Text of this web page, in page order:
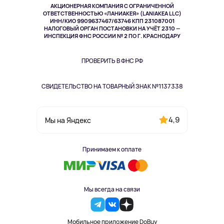
АКЦИОНЕРНАЯ КОМПАНИЯ С ОГРАНИЧЕННОЙ
ОТВЕТСТВЕННОСТЬЮ «ЛАНИАКЕЯ» (LANIAKEA LLC)
ИНН/КИО 9909637467/63746 КПП 231087001
НАЛОГОВЫЙ ОРГАН ПОСТАНОВКИ НА УЧЁТ 2310 —
ИНСПЕКЦИЯ ФНС РОССИИ № 2 ПО Г. КРАСНОДАРУ
ПРОВЕРИТЬ В ФНС РФ
СВИДЕТЕЛЬСТВО НА ТОВАРНЫЙ ЗНАК №1137338
Мы на Яндекс 4,9
Принимаем к оплате
Мы всегда на связи
Мобильное приложение DoBuy
Здоровье питомцев
Одежда и аксессуары